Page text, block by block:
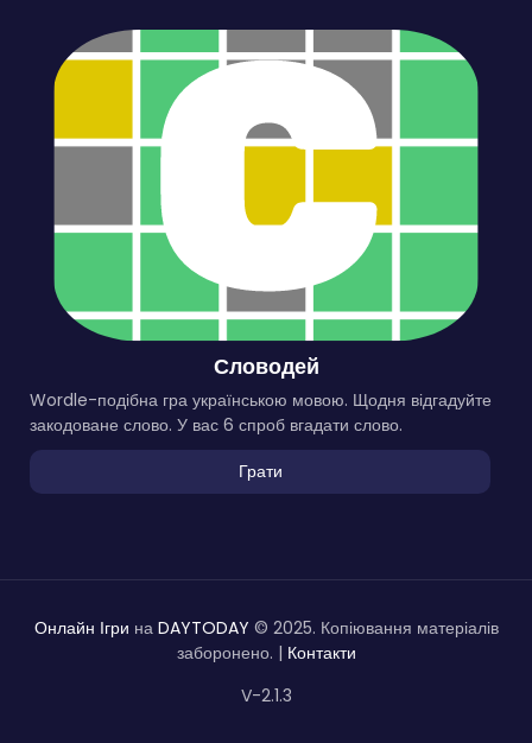
Словодей
Wordle-подібна гра українською мовою. Щодня відгадуйте
закодоване слово. У вас 6 спроб вгадати слово.
Грати
Онлайн Ігри на DAYTODAY © 2025. Копіювання матеріалів
заборонено. | Контакти
V-2.1.3